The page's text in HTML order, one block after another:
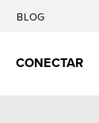
BLOG
CONECTAR